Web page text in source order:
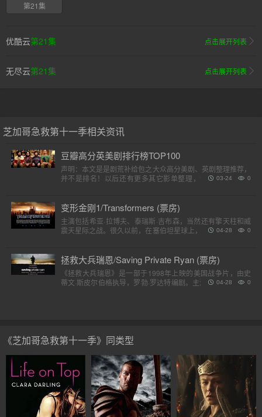
第21集
优酷云第21集 点击展开列表
无尽云第21集 点击展开列表
芝加哥急救第十一季相关资讯
豆瓣高分英美剧排行榜TOP100
声明：本文是是剧荒补给包之大众高分美剧、英剧整理推荐，
并不是排名！以后还有更多其它影单整理，请各位收藏好。
0
03-24
变形金刚1/Transformers (票房)
主演包括希亚·拉博夫、泰瑞斯·吉布森，当然还有擎天柱和威
震天星际之战。很久以前，在塞伯坦星球上，一个巨大的，强
0
04-28
拯救大兵瑞恩/Saving Private Ryan (票房)
《拯救大兵瑞恩》是一部于1998年上映的美国战争片，由史
蒂文·斯皮尔伯格执导，罗勃·罗达特编剧。主演包括汤姆·汉克
0
04-28
《芝加哥急救第十一季》同类型